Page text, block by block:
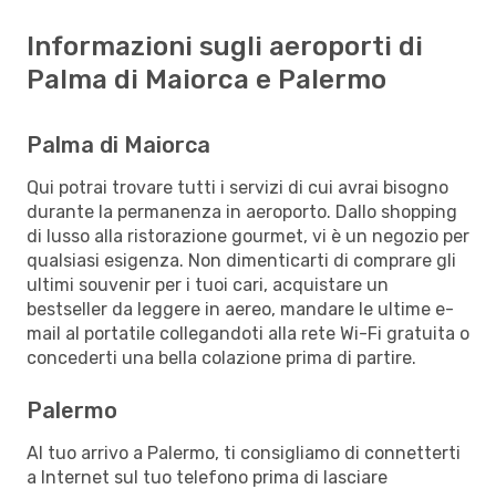
Informazioni sugli aeroporti di
Palma di Maiorca e Palermo
Palma di Maiorca
Qui potrai trovare tutti i servizi di cui avrai bisogno
durante la permanenza in aeroporto. Dallo shopping
di lusso alla ristorazione gourmet, vi è un negozio per
qualsiasi esigenza. Non dimenticarti di comprare gli
ultimi souvenir per i tuoi cari, acquistare un
bestseller da leggere in aereo, mandare le ultime e-
mail al portatile collegandoti alla rete Wi-Fi gratuita o
concederti una bella colazione prima di partire.
Palermo
Al tuo arrivo a Palermo, ti consigliamo di connetterti
a Internet sul tuo telefono prima di lasciare